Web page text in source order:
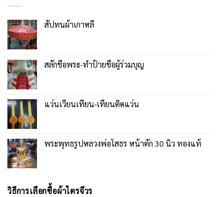
สัปทนผ้าเกาหลี
สลักชื่อพระ-ทำป้ายชื่อผู้ร่วมบุญ
แว่นเวียนเทียน-เทียนติดแว่น
พระพุทธรูปหลวงพ่อโสธร หน้าตัก 30 นิ้ว ทองแท้
วิธีการเลือกซื้อผ้าไตรจีวร